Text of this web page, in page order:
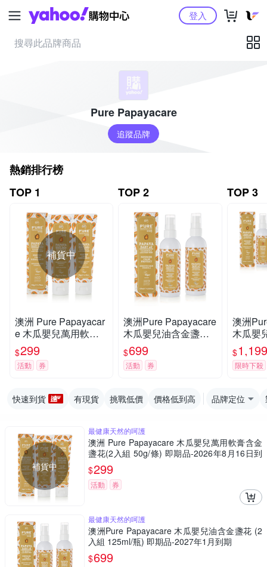
Yahoo購物中心登入
Pure Papayacare
追蹤品牌
熱銷排行榜
TOP 1
補貨中
澳洲 Pure Papayacar
e 木瓜嬰兒萬用軟膏
含金盞花(2入組 50g/
條) 即期品-2026年8月
16日到期
$299
活動 券
TOP 2
澳洲Pure Papayacare
木瓜嬰兒油含金盞花
(2入組 125ml/瓶) 即期
品-2027年1月到期
$699
活動 券
TOP 3
澳洲
木瓜嬰
(4入組
$1,199
限時下殺
快速到貨 有現貨 挑戰低價 價格低到高 品牌定位
補貨中
最健康天然的呵護
澳洲 Pure Papayacare 木瓜嬰兒萬用軟膏含金
盞花(2入組 50g/條) 即期品-2026年8月16日到
期
$299
活動 券
最健康天然的呵護
澳洲Pure Papayacare 木瓜嬰兒油含金盞花 (2
入組 125ml/瓶) 即期品-2027年1月到期
$699